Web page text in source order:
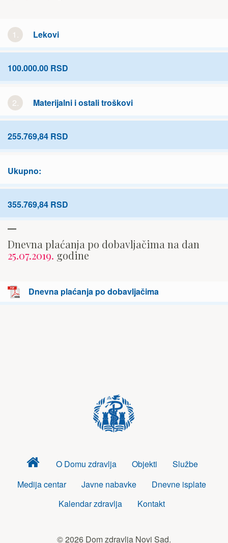
1. Lekovi
100.000.00 RSD
2. Materijalni i ostali troškovi
255.769,84 RSD
Ukupno:
355.769,84 RSD
Dnevna plaćanja po dobavljačima na dan
25.07.2019. godine
Dnevna plaćanja po dobavljačima
Dom
zdravlja
O Domu zdravlja Objekti
Službe
Medija centar
Javne nabavke
Dnevne isplate
Kalendar zdravlja
Kontakt
© 2026 Dom zdravlja Novi Sad.